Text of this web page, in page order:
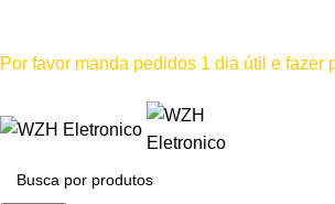
Por favor manda pedidos 1 dia útil e